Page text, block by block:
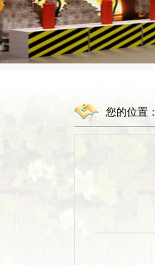
您的位置：